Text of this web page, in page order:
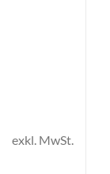
exkl. MwSt.